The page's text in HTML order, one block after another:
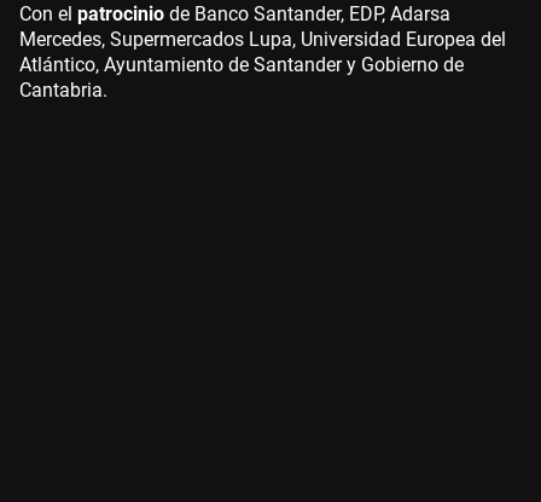
Con el patrocinio de Banco Santander, EDP, Adarsa
Mercedes, Supermercados Lupa, Universidad Europea del
Atlántico, Ayuntamiento de Santander y Gobierno de
Cantabria.